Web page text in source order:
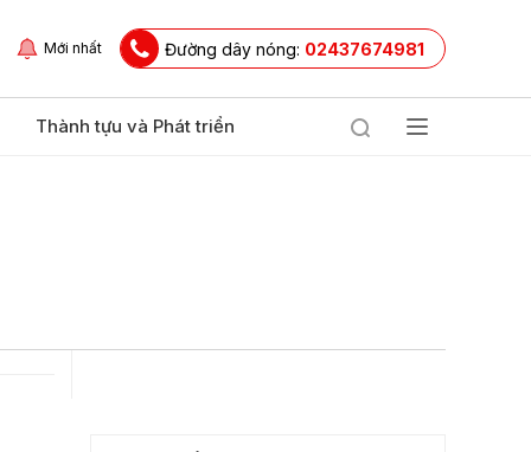
Mới nhất Đường dây nóng: 02437674981
Thành tựu và Phát triển